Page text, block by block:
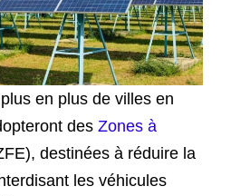
en plus de villes en
des Zones à
destinées à réduire la
les véhicules